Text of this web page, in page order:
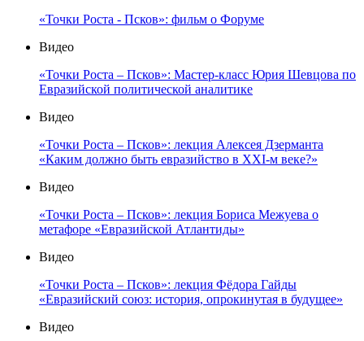
«Точки Роста - Псков»: фильм о Форуме
Видео
«Точки Роста – Псков»: Мастер-класс Юрия Шевцова по
Евразийской политической аналитике
Видео
«Точки Роста – Псков»: лекция Алексея Дзерманта
«Каким должно быть евразийство в XXI-м веке?»
Видео
«Точки Роста – Псков»: лекция Бориса Межуева о
метафоре «Евразийской Атлантиды»
Видео
«Точки Роста – Псков»: лекция Фёдора Гайды
«Евразийский союз: история, опрокинутая в будущее»
Видео